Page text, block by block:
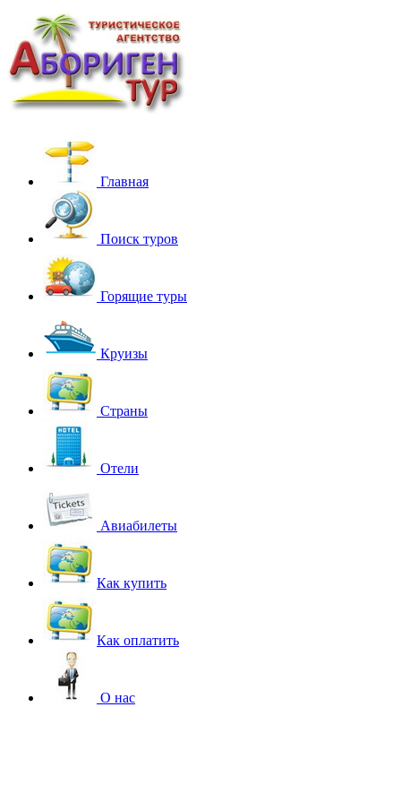
Главная
Поиск туров
Горящие туры
Круизы
Страны
Отели
Авиабилеты
Как купить
Как оплатить
О нас